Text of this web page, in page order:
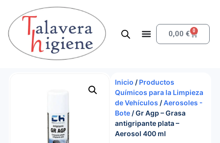
0,00€ 0
Inicio / Productos
Químicos para la Limpieza
de Vehículos /Aerosoles -
Bote / Gr Agp – Grasa
antigripante plata –
Aerosol 400 ml